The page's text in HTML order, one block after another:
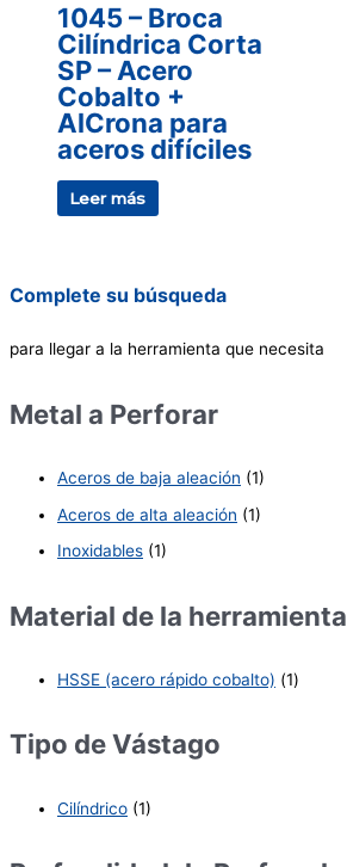
1045 – Broca
Cilíndrica Corta
SP – Acero
Cobalto +
AlCrona para
aceros difíciles
Leer más
Complete su búsqueda
para llegar a la herramienta que necesita
Metal a Perforar
Aceros de baja aleación (1)
Aceros de alta aleación (1)
Inoxidables (1)
Material de la herramienta
HSSE (acero rápido cobalto) (1)
Tipo de Vástago
Cilíndrico (1)